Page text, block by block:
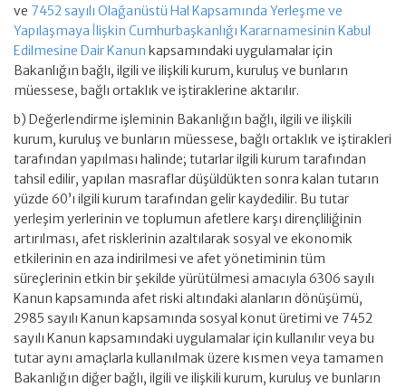
ve 7452 sayılı Olağanüstü Hal Kapsamında Yerleşme ve
Yapılaşmaya İlişkin Cumhurbaşkanlığı Kararnamesinin Kabul
Edilmesine Dair Kanun kapsamındaki uygulamalar için
Bakanlığın bağlı, ilgili ve ilişkili kurum, kuruluş ve bunların
müessese, bağlı ortaklık ve iştiraklerine aktarılır.
b) Değerlendirme işleminin Bakanlığın bağlı, ilgili ve ilişkili
kurum, kuruluş ve bunların müessese, bağlı ortaklık ve iştirakleri
tarafından yapılması halinde; tutarlar ilgili kurum tarafından
tahsil edilir, yapılan masraflar düşüldükten sonra kalan tutarın
yüzde 60’ı ilgili kurum tarafından gelir kaydedilir. Bu tutar
yerleşim yerlerinin ve toplumun afetlere karşı dirençliliğinin
artırılması, afet risklerinin azaltılarak sosyal ve ekonomik
etkilerinin en aza indirilmesi ve afet yönetiminin tüm
süreçlerinin etkin bir şekilde yürütülmesi amacıyla 6306 sayılı
Kanun kapsamında afet riski altındaki alanların dönüşümü,
2985 sayılı Kanun kapsamında sosyal konut üretimi ve 7452
sayılı Kanun kapsamındaki uygulamalar için kullanılır veya bu
tutar aynı amaçlarla kullanılmak üzere kısmen veya tamamen
Bakanlığın diğer bağlı, ilgili ve ilişkili kurum, kuruluş ve bunların